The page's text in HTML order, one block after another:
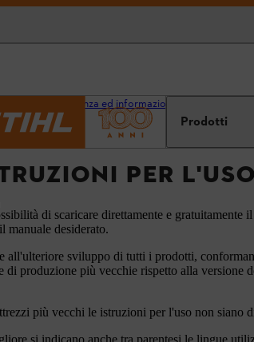
Prodotti
Assistenza ed informazioni
PER
di scaricare direttamente e
manuale desiderato.
all'ulteriore sviluppo di tutti i prodotti,
di produzione più vecchie rispetto alla
più vecchi le istruzioni per l'uso non
si indicano anche tra parentesi le lingue